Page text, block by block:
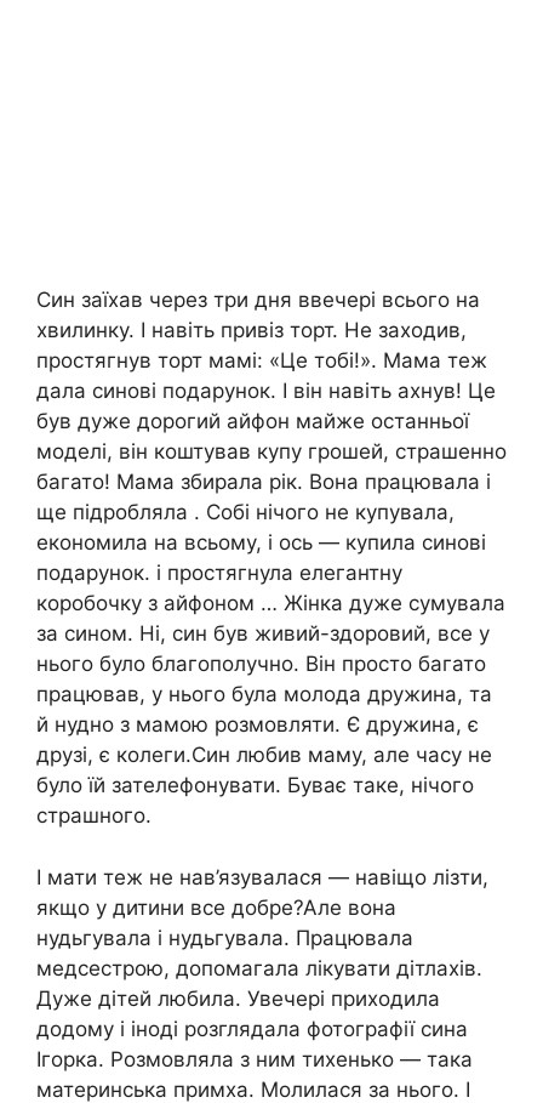
Син заїхав через три дня ввечері всього на
хвилинку. І навіть привіз торт. Не заходив,
простягнув торт мамі: «Це тобі!». Мама теж
дала синові подарунок. І він навіть ахнув! Це
був дуже дорогий айфон майже останньої
моделі, він коштував купу грошей, страшенно
багато! Мама збирала рік. Вона працювала і
ще підробляла . Собі нічого не купувала,
економила на всьому, і ось — купила синові
подарунок. і простягнула елегантну
коробочку з айфоном … Жінка дуже сумувала
за сином. Ні, син був живий-здоровий, все у
нього було благополучно. Він просто багато
працював, у нього була молода дружина, та
й нудно з мамою розмовляти. Є дружина, є
друзі, є колеги.Син любив маму, але часу не
було їй зателефонувати. Буває таке, нічого
страшного.
І мати теж не нав’язувалася — навіщо лізти,
якщо у дитини все добре?Але вона
нудьгувала і нудьгувала. Працювала
медсестрою, допомагала лікувати дітлахів.
Дуже дітей любила. Увечері приходила
додому і іноді розглядала фотографії сина
Ігорка. Розмовляла з ним тихенько — така
материнська примха. Молилася за нього. І